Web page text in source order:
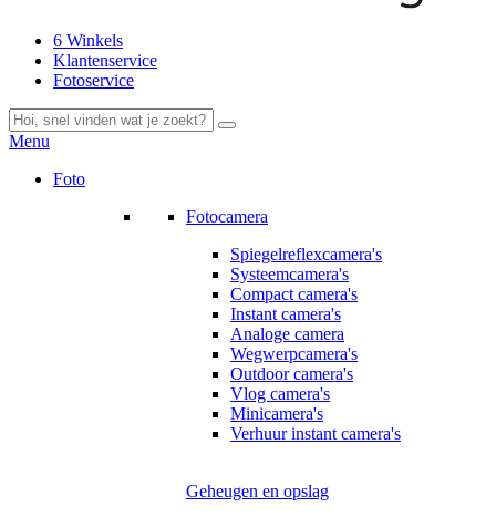
6 Winkels
Klantenservice
Fotoservice
Menu
Foto
Fotocamera
Spiegelreflexcamera's
Systeemcamera's
Compact camera's
Instant camera's
Analoge camera
Wegwerpcamera's
Outdoor camera's
Vlog camera's
Minicamera's
Verhuur instant camera's
Geheugen en opslag